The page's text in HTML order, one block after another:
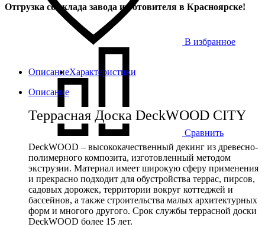
В избранное
Сравнить
Отгрузка со склада завода изготовителя в Красноярске!
ОписаниеХарактеристики
Описание
Террасная Доска DeckWOOD CITY
DeckWOOD – высококачественный декинг из древесно-
полимерного композита, изготовленный методом
экструзии. Материал имеет широкую сферу применения
и прекрасно подходит для обустройства террас, пирсов,
садовых дорожек, территории вокруг коттеджей и
бассейнов, а также строительства малых архитектурных
форм и многого другого. Срок службы террасной доски
DeckWOOD более 15 лет.